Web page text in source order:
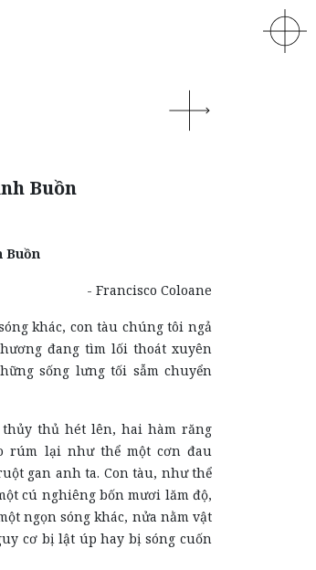
Buồn
Buồn
- Francisco Coloane
khác, con tàu chúng tôi ngả
đang tìm lối thoát xuyên
sống lưng tối sẫm chuyển
thủy thủ hét lên, hai hàm răng
rúm lại như thể một cơn đau
gan anh ta. Con tàu, như thể
cú nghiêng bốn mươi lăm độ,
ngọn sóng khác, nửa nằm vật
cơ bị lật úp hay bị sóng cuốn